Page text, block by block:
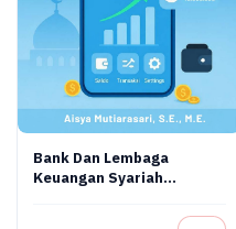
Bank Dan Lembaga
Keuangan Syariah